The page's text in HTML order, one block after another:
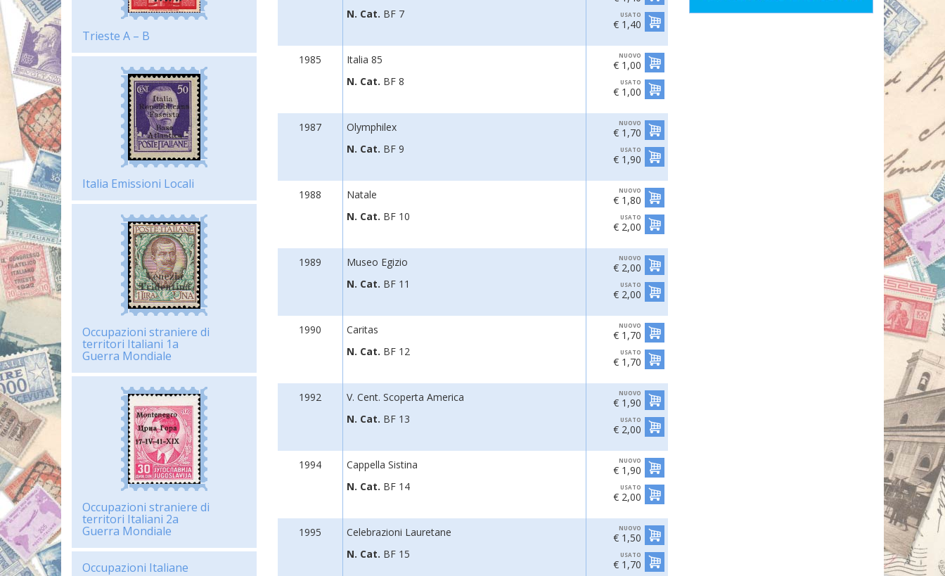
Trieste A – B
Italia Emissioni Locali
Occupazioni straniere di
territori Italiani 1a
Guerra Mondiale
Occupazioni straniere di
territori Italiani 2a
Guerra Mondiale
Occupazioni Italiane
N. Cat. BF 7 USATO
€ 1,40
1985
Italia 85
N. Cat. BF 8
NUOVO
€ 1,00
USATO
€ 1,00
1987
Olymphilex
N. Cat. BF 9
NUOVO
€ 1,70
USATO
€ 1,90
1988
Natale
N. Cat. BF 10
NUOVO
€ 1,80
USATO
€ 2,00
1989
Museo Egizio
N. Cat. BF 11
NUOVO
€ 2,00
USATO
€ 2,00
1990
Caritas
N. Cat. BF 12
NUOVO
€ 1,70
USATO
€ 1,70
1992
V. Cent. Scoperta America
N. Cat. BF 13
NUOVO
€ 1,90
USATO
€ 2,00
1994
Cappella Sistina
N. Cat. BF 14
NUOVO
€ 1,90
USATO
€ 2,00
1995
Celebrazioni Lauretane
N. Cat. BF 15
NUOVO
€ 1,50
USATO
€ 1,70